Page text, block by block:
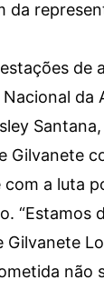
da
de
da
Gilvanete
com a luta
“Estamos
não